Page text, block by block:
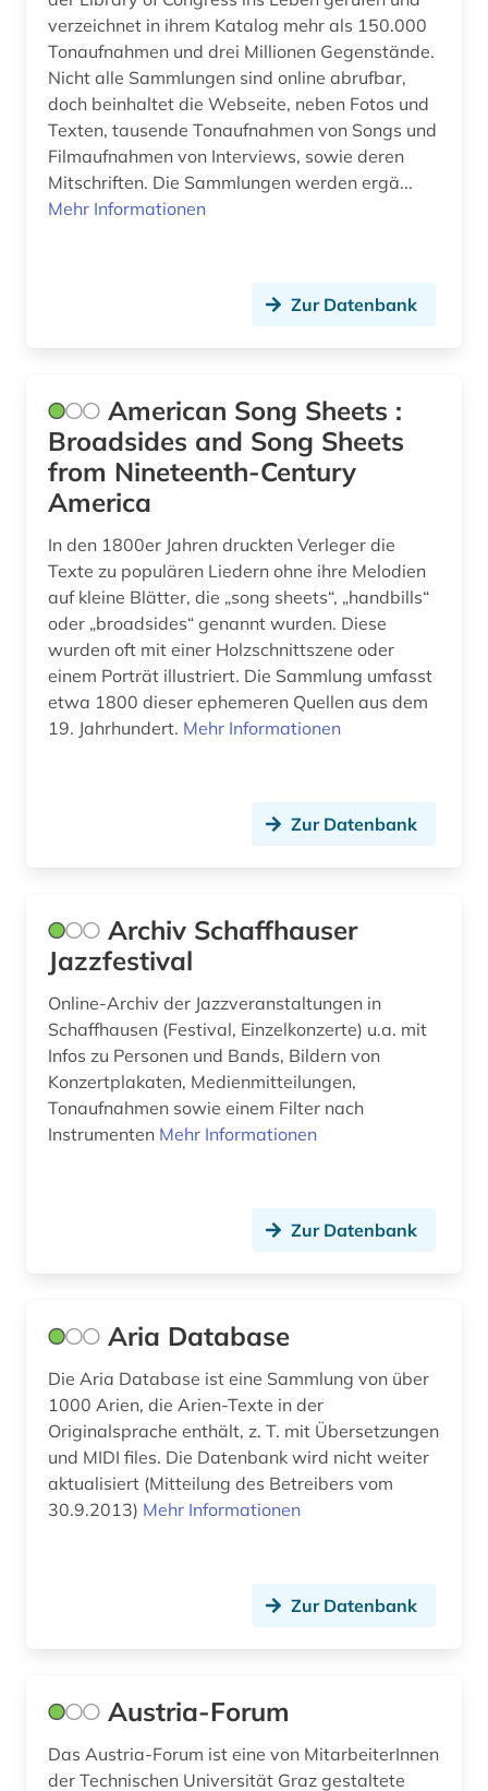
geisteswissenschaften (2)
geistliches lied (1)
gelehrter (1)
georg friedrich (1)
geschichte 1535-1820 (1)
geschichte 1650-1750 (1)
geschichte 1850-1920 (1)
geschichte 1914-1918 (1)
geschichte <1700-1824> (1)
geschlechterforschung (2)
gregorianischer gesang (2)
großbritannien (2)
gruppenspiel (1)
gruß (1)
harmonik (1)
heinrich (2)
hessisches staatsarchiv marburg (1)
hispanistik (1)
hofkapellmeister (1)
igor (1)
indisches theater (1)
verzeichnet in ihrem Katalog mehr als 150.000
Tonaufnahmen und drei Millionen Gegenstände.
Nicht alle Sammlungen sind online abrufbar,
doch beinhaltet die Webseite, neben Fotos und
Texten, tausende Tonaufnahmen von Songs und
Filmaufnahmen von Interviews, sowie deren
Mitschriften. Die Sammlungen werden ergä...
Mehr Informationen
Zur Datenbank
American Song Sheets :
Broadsides and Song Sheets
from Nineteenth-Century
America
In den 1800er Jahren druckten Verleger die
Texte zu populären Liedern ohne ihre Melodien
auf kleine Blätter, die „song sheets“, „handbills“
oder „broadsides“ genannt wurden. Diese
wurden oft mit einer Holzschnittszene oder
einem Porträt illustriert. Die Sammlung umfasst
etwa 1800 dieser ephemeren Quellen aus dem
19. Jahrhundert. Mehr Informationen
Zur Datenbank
Archiv Schaffhauser
Jazzfestival
Online-Archiv der Jazzveranstaltungen in
Schaffhausen (Festival, Einzelkonzerte) u.a. mit
Infos zu Personen und Bands, Bildern von
Konzertplakaten, Medienmitteilungen,
Tonaufnahmen sowie einem Filter nach
Instrumenten Mehr Informationen
Zur Datenbank
Aria Database
Die Aria Database ist eine Sammlung von über
1000 Arien, die Arien-Texte in der
Originalsprache enthält, z. T. mit Übersetzungen
und MIDI files. Die Datenbank wird nicht weiter
aktualisiert (Mitteilung des Betreibers vom
30.9.2013) Mehr Informationen
Zur Datenbank
Austria-Forum
Das Austria-Forum ist eine von MitarbeiterInnen
der Technischen Universität Graz gestaltete